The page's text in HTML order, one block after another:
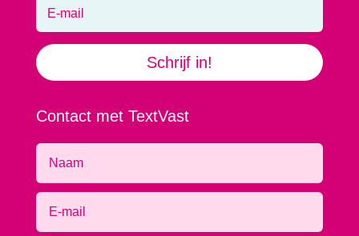
Schrijf in!
Contact met TextVast